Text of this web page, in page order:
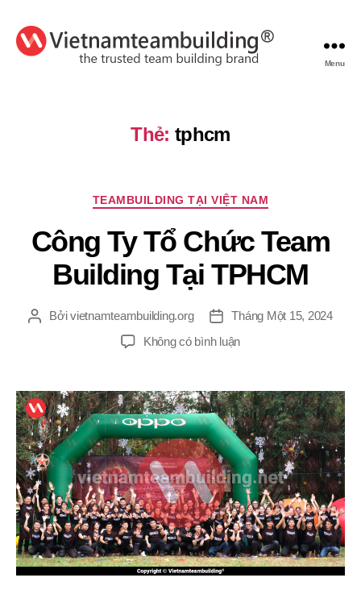
Menu
Thẻ: tphcm
Chuyên
TEAMBUILDING TẠI VIỆT NAM
Công Ty Tổ Chức Team
Building Tại TPHCM
TácBởivietnamteambuilding.org
Ngày
đăng
Tháng Một 15, 2024
Không có bình luậnở
Tổ
Chức
Team
Building
Tại
TPHCM